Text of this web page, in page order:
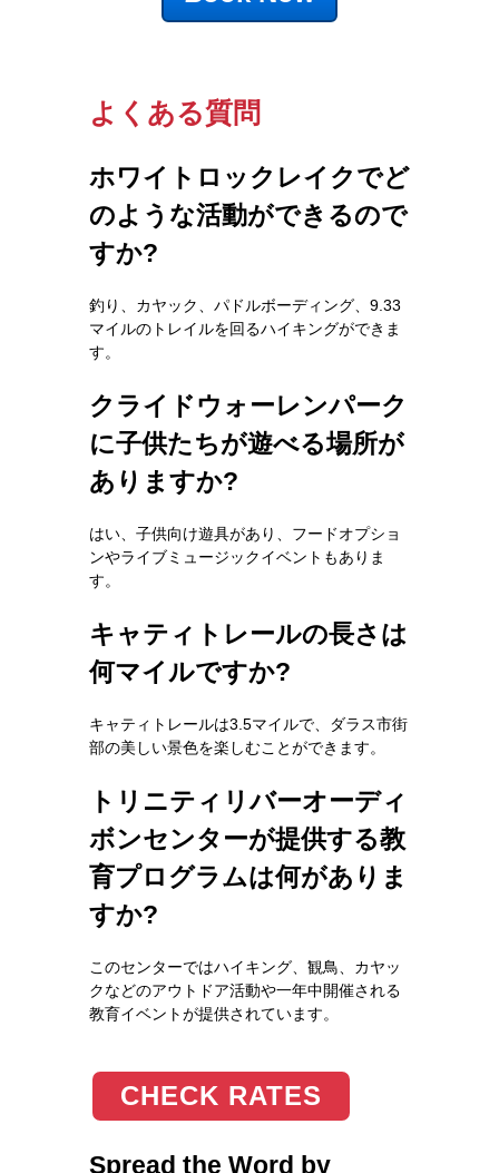
よくある質問
ホワイトロックレイクでど
のような活動ができるので
すか?
釣り、カヤック、パドルボーディング、9.33
マイルのトレイルを回るハイキングができま
す。
クライドウォーレンパーク
に子供たちが遊べる場所が
ありますか?
はい、子供向け遊具があり、フードオプショ
ンやライブミュージックイベントもありま
す。
キャティトレールの長さは
何マイルですか?
キャティトレールは3.5マイルで、ダラス市街
部の美しい景色を楽しむことができます。
トリニティリバーオーディ
ボンセンターが提供する教
育プログラムは何がありま
すか?
このセンターではハイキング、観鳥、カヤッ
クなどのアウトドア活動や一年中開催される
教育イベントが提供されています。
CHECK RATES
Spread the Word by